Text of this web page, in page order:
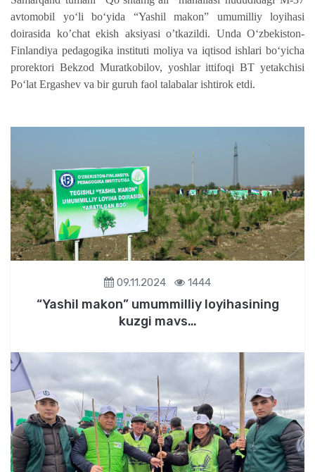
avtomobil yo‘li bo‘yida “Yashil makon” umumilliy loyihasi
doirasida ko’chat ekish aksiyasi o’tkazildi. Unda O‘zbekiston-
Finlandiya pedagogika instituti moliya va iqtisod ishlari bo‘yicha
prorektori Bekzod Muratkobilov, yoshlar ittifoqi BT yetakchisi
Po‘lat Ergashev va bir guruh faol talabalar ishtirok etdi.
09.11.2024 1444
“Yashil makon” umummilliy loyihasining
kuzgi mavs…